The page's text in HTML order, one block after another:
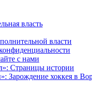
власть
власти
с нами
Страницы истории
Зарождение хоккея в